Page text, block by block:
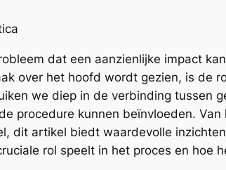
dat een aanzienlijke impact
over het hoofd wordt gezien, is de
we diep in de verbinding tussen
procedure kunnen beïnvloeden.
dit artikel biedt waardevolle
rol speelt in het proces en hoe